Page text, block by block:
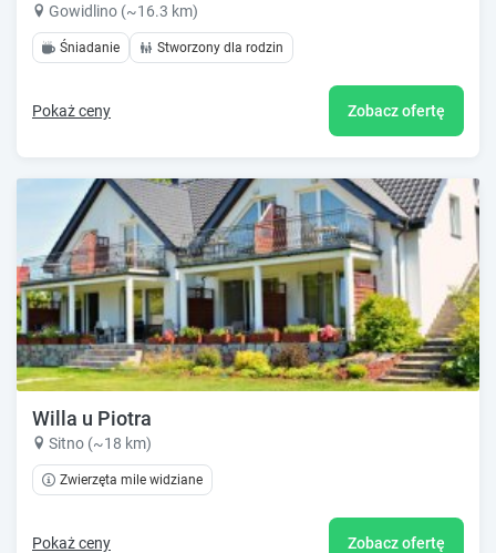
Gowidlino (~16.3 km)
Śniadanie Stworzony dla rodzin
Pokaż ceny Zobacz ofertę
Willa u Piotra
Sitno (~18 km)
Zwierzęta mile widziane
Pokaż ceny Zobacz ofertę